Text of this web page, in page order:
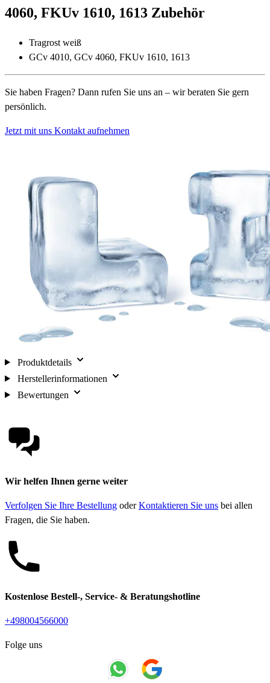
4060, FKUv 1610, 1613 Zubehör
Tragrost weiß
GCv 4010, GCv 4060, FKUv 1610, 1613
Sie haben Fragen? Dann rufen Sie uns an – wir beraten Sie gern
persönlich.
Jetzt mit uns Kontakt aufnehmen
Produktdetails
Herstellerinformationen
Bewertungen
Wir helfen Ihnen gerne weiter
Verfolgen Sie Ihre Bestellung oderKontaktieren Sie uns bei allen
Fragen, die Sie haben.
Kostenlose Bestell-, Service- & Beratungshotline
+498004566000
Folge uns